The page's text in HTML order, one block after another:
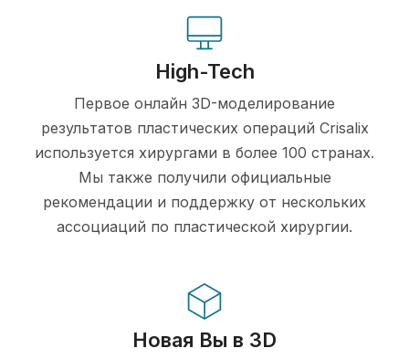
High-Tech
Первое онлайн 3D-моделирование
результатов пластических операций Crisalix
используется хирургами в более 100 странах.
Мы также получили официальные
рекомендации и поддержку от нескольких
ассоциаций по пластической хирургии.
Новая Вы в 3D